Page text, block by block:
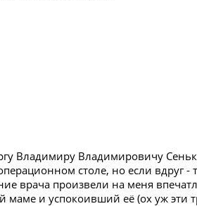
Владимиру Владимировичу
столе, но если
врача произвели на меня
маме и успокоивший её (ох уж эти